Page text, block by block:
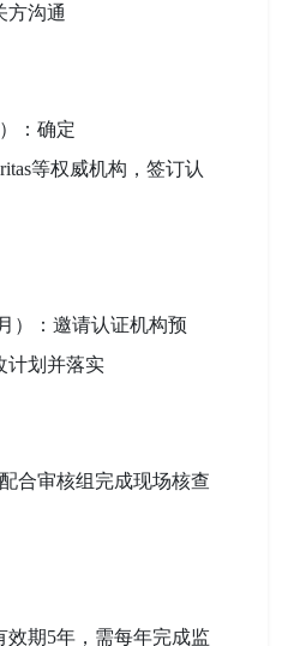
方沟通
：确定
等权威机构，签订认
）：邀请认证机构预
计划并落实
合审核组完成现场核查
效期5年，需每年完成监